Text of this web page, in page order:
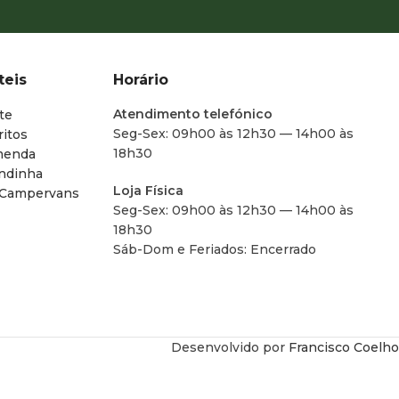
Horário
Atendimento telefónico
Seg-Sex: 09h00 às 12h30 — 14h00 às
18h30
Loja Física
Seg-Sex: 09h00 às 12h30 — 14h00 às
18h30
Sáb-Dom e Feriados: Encerrado
Desenvolvido por Francisco Coelho